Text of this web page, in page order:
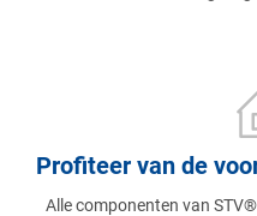
Profiteer van de
Alle componenten van